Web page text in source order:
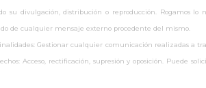
divulgación, distribución o reproducción. Rogamos
de cualquier mensaje externo procedente del mismo.
Finalidades: Gestionar cualquier comunicación
Acceso, rectificación, supresión y oposición. Puede